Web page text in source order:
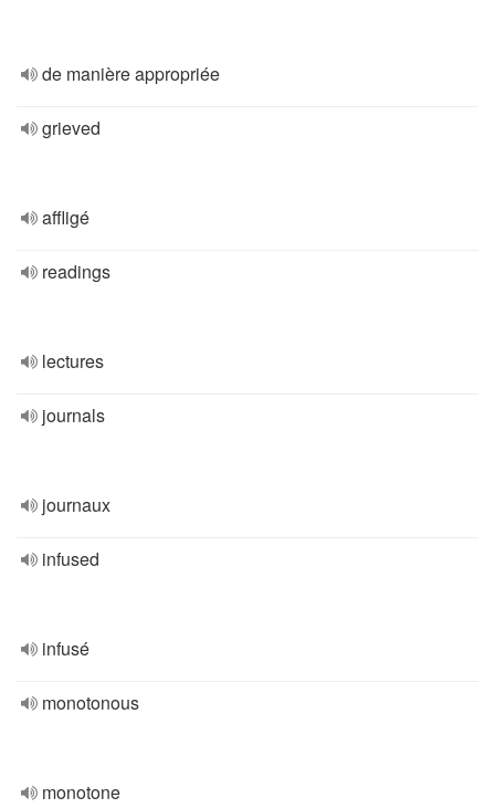
de manière appropriée
grieved
affligé
readings
lectures
journals
journaux
infused
infusé
monotonous
monotone